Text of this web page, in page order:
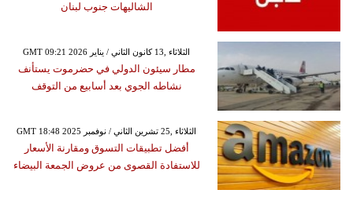
الشاليهات جنوب لبنان
GMT 09:21 2026 الثلاثاء ,13 كانون الثاني / يناير
مطار سيئون الدولي في حضرموت يستأنف
نشاطه الجوي بعد أسابيع من التوقف
GMT 18:48 2025 الثلاثاء ,25 تشرين الثاني / نوفمبر
أفضل تطبيقات التسوق ومقارنة الأسعار
للاستفادة القصوى من عروض الجمعة البيضاء